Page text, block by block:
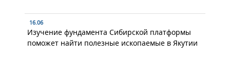
16.06
Изучение фундамента Сибирской платформы
поможет найти полезные ископаемые в Якутии